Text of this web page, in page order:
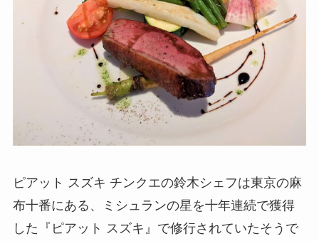
ピアット スズキ チンクエの鈴木シェフは東京の麻
布十番にある、ミシュランの星を十年連続で獲得
した『ピアット スズキ』で修行されていたそうで